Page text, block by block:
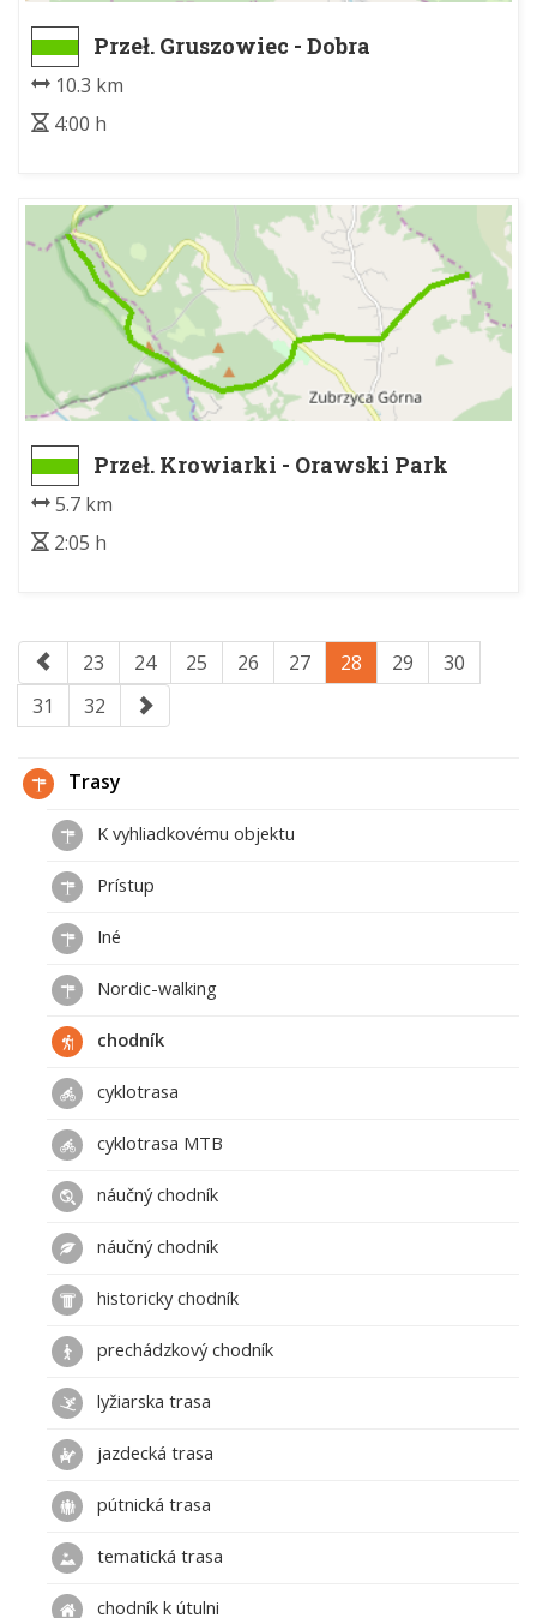
Przeł. Gruszowiec - Dobra
10.3 km
4:00 h
Przeł. Krowiarki - Orawski Park
5.7 km
2:05 h
23 24 25 26 27 28 29
30
31
32
Trasy
K vyhliadkovému objektu
Prístup
Iné
Nordic-walking
chodník
cyklotrasa
cyklotrasa MTB
náučný chodník
náučný chodník
historicky chodník
prechádzkový chodník
lyžiarska trasa
jazdecká trasa
pútnická trasa
tematická trasa
chodník k útulni